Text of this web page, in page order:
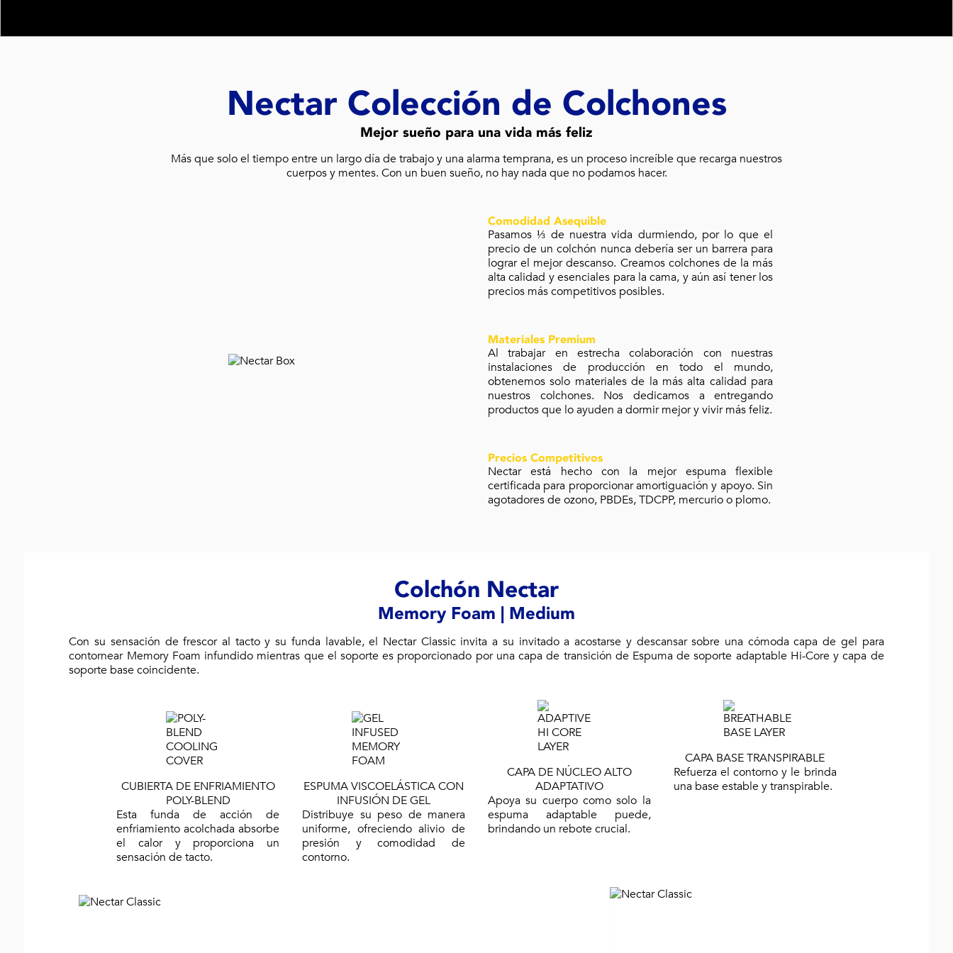
Nectar Colección de Colchones
Mejor sueño para una vida más feliz
Más que solo el tiempo entre un largo día de trabajo y una alarma temprana, es un proceso increíble que recarga nuestros
cuerpos y mentes. Con un buen sueño, no hay nada que no podamos hacer.
Comodidad Asequible
Pasamos ⅓ de nuestra vida durmiendo, por lo que el
precio de un colchón nunca debería ser un barrera para
lograr el mejor descanso. Creamos colchones de la más
alta calidad y esenciales para la cama, y ​​aún así tener los
precios más competitivos posibles.
Materiales Premium
Al trabajar en estrecha colaboración con nuestras
instalaciones de producción en todo el mundo,
obtenemos solo materiales de la más alta calidad para
nuestros colchones. Nos dedicamos a entregando
productos que lo ayuden a dormir mejor y vivir más feliz.
Precios Competitivos
Nectar está hecho con la mejor espuma flexible
certificada para proporcionar amortiguación y apoyo. Sin
agotadores de ozono, PBDEs, TDCPP, mercurio o plomo.
Colchón Nectar
Memory Foam | Medium
Con su sensación de frescor al tacto y su funda lavable, el Nectar Classic invita a su invitado a acostarse y descansar sobre una cómoda capa de gel para
contornear Memory Foam infundido mientras que el soporte es proporcionado por una capa de transición de Espuma de soporte adaptable Hi-Core y capa de
soporte base coincidente.
CUBIERTA DE ENFRIAMIENTO
POLY-BLEND
Esta funda de acción de
enfriamiento acolchada absorbe
el calor y proporciona un
sensación de tacto.
ESPUMA VISCOELÁSTICA CON
INFUSIÓN DE GEL
Distribuye su peso de manera
uniforme, ofreciendo alivio de
presión y comodidad de
contorno.
CAPA DE NÚCLEO ALTO
ADAPTATIVO
Apoya su cuerpo como solo la
espuma adaptable puede,
brindando un rebote crucial.
CAPA BASE TRANSPIRABLE
Refuerza el contorno y le brinda
una base estable y transpirable.